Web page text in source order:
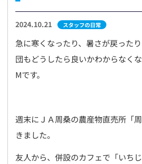
2024.10.21 スタッフの日常
急に寒くなったり、暑さが戻った
団もどうしたら良いかわからなく
Mです。
週末にＪＡ周桑の農産物直売所「
きました。
友人から、併設のカフェで「いち